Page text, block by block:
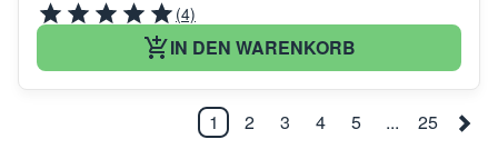
(4)
IN DEN WARENKORB
1 2 3 4 5 ... 25